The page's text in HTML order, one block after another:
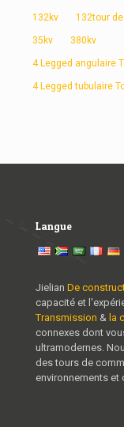
132kv 132tour
35kv 380kv
4 Legged angulaire
4 Legged tubulaire
Langue
Jielian De
capacité et
Transmission & la
connexes dont
ultramodernes.
des tours de
environnements